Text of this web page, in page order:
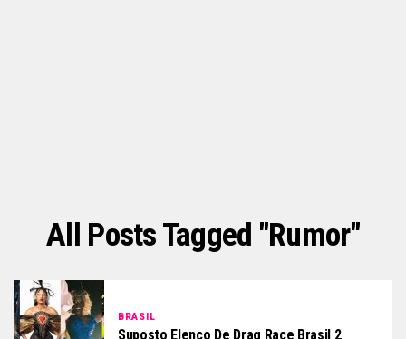
All Posts Tagged "rumor"
BRASIL
Suposto Elenco De Drag Race Brasil 2